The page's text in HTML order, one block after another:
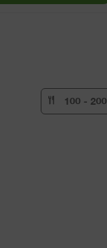
100 - 200